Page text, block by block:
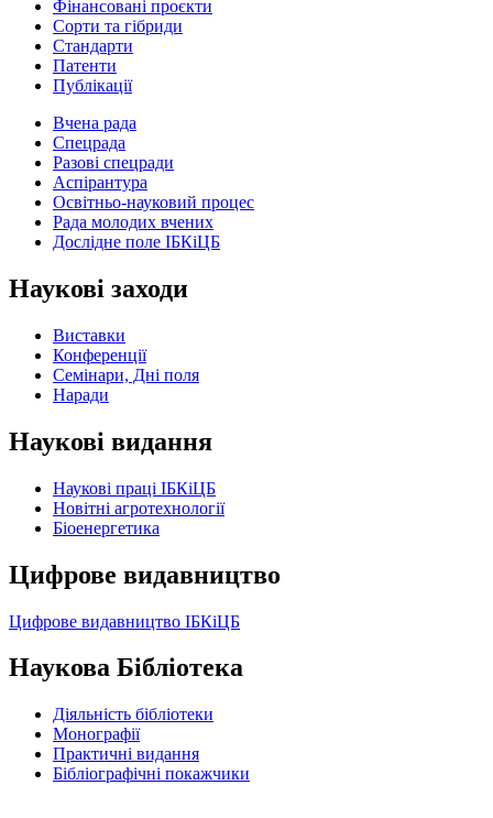
Фінансовані проєкти
Сорти та гібриди
Стандарти
Патенти
Публікації
Вчена рада
Спецрада
Разові спецради
Аспірантура
Освітньо-науковий процес
Рада молодих вчених
Дослідне поле ІБКіЦБ
Наукові заходи
Виставки
Конференції
Семінари, Дні поля
Наради
Наукові видання
Наукові праці ІБКіЦБ
Новітні агротехнології
Бiоенергетика
Цифрове видавництво
Цифрове видавництво ІБКіЦБ
Наукова Бібліотека
Діяльність бібліотеки
Монографії
Практичні видання
Бібліографічні покажчики